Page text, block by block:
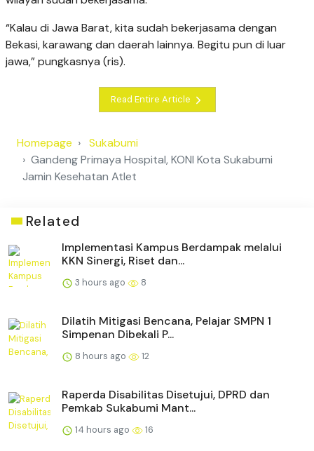
“Kalau di Jawa Barat, kita sudah bekerjasama dengan
Bekasi, karawang dan daerah lainnya. Begitu pun di luar
jawa,” pungkasnya (ris).
Read Entire Article
Homepage
Sukabumi
Gandeng Primaya Hospital, KONI Kota Sukabumi
Jamin Kesehatan Atlet
Related
Implementasi Kampus Berdampak melalui
KKN Sinergi, Riset dan...
3 hours ago 8
Dilatih Mitigasi Bencana, Pelajar SMPN 1
Simpenan Dibekali P...
8 hours ago 12
Raperda Disabilitas Disetujui, DPRD dan
Pemkab Sukabumi Mant...
14 hours ago 16